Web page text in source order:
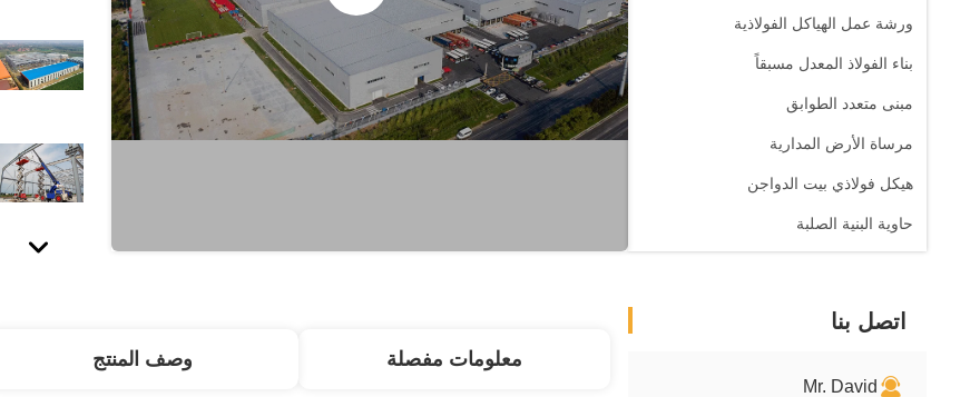
ورشة عمل الهياكل الفولاذية
بناء الفولاذ المعدل مسبقاً
مبنى متعدد الطوابق
مرساة الأرض المدارية
هيكل فولاذي بيت الدواجن
حاوية البنية الصلبة
اتصل بنا
Mr. David
معلومات مفصلة وصف المنتج